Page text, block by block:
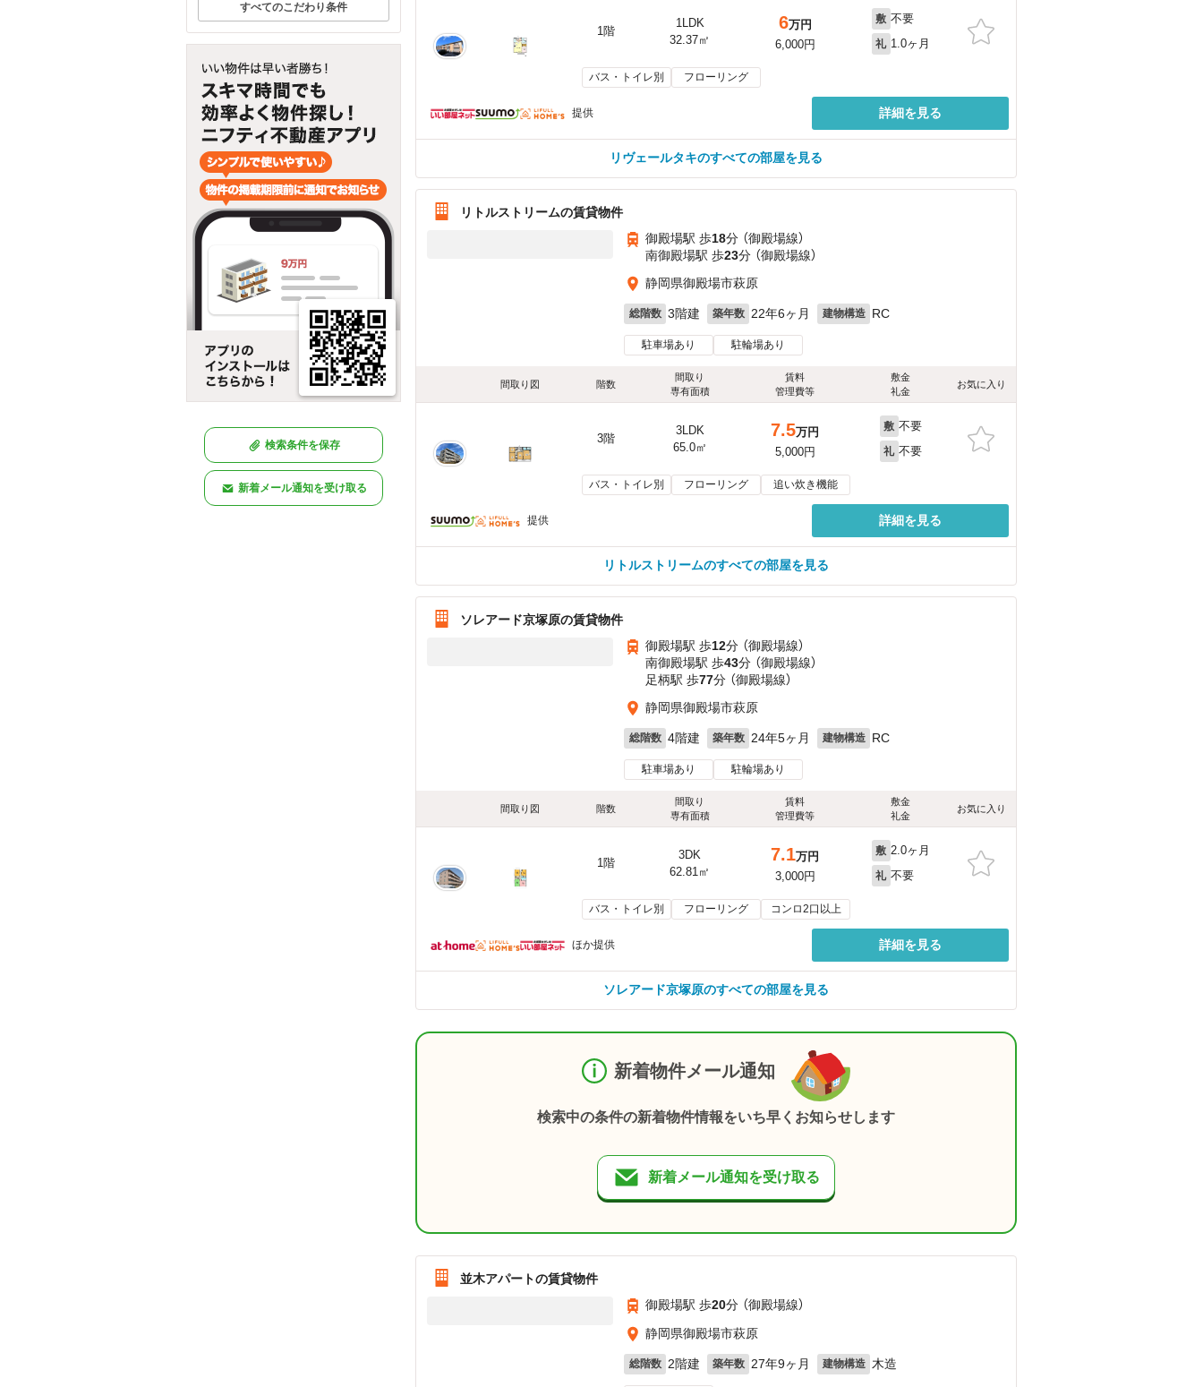
すべてのこだわり条件
検索条件を保存
新着メール通知を受け取る
1階
1LDK
32.37㎡
6万円
6,000円
敷 不要
礼 1.0ヶ月
バス・トイレ別 フローリング
提供 詳細を見る
リヴェールタキのすべての部屋を見る
リトルストリームの賃貸物件
御殿場駅 歩18分 （御殿場線）
南御殿場駅 歩23分 （御殿場線）
静岡県御殿場市萩原
総階数 3階建 築年数 22年6ヶ月 建物構造 RC
駐車場あり 駐輪場あり
間取り図 階数
間取り
専有面積
賃料
管理費等
敷金
礼金
お気に入り
3階
3LDK
65.0㎡
7.5万円
5,000円
敷 不要
礼 不要
バス・トイレ別 フローリング 追い炊き機能
提供 詳細を見る
リトルストリームのすべての部屋を見る
ソレアード京塚原の賃貸物件
御殿場駅 歩12分 （御殿場線）
南御殿場駅 歩43分 （御殿場線）
足柄駅 歩77分 （御殿場線）
静岡県御殿場市萩原
総階数 4階建 築年数 24年5ヶ月 建物構造 RC
駐車場あり 駐輪場あり
間取り図 階数
間取り
専有面積
賃料
管理費等
敷金
礼金
お気に入り
1階
3DK
62.81㎡
7.1万円
3,000円
敷 2.0ヶ月
礼 不要
バス・トイレ別 フローリング コンロ2口以上
ほか提供 詳細を見る
ソレアード京塚原のすべての部屋を見る
新着物件メール通知
検索中の条件の新着物件情報をいち早くお知らせします
新着メール通知を受け取る
並木アパートの賃貸物件
御殿場駅 歩20分 （御殿場線）
静岡県御殿場市萩原
総階数 2階建 築年数 27年9ヶ月 建物構造 木造